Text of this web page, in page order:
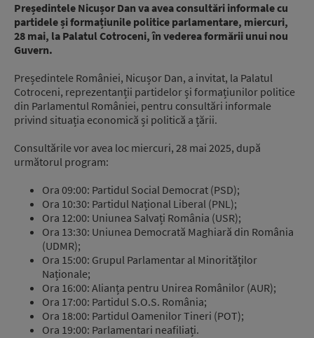
Președintele Nicușor Dan va avea consultări informale cu
partidele și formațiunile politice parlamentare, miercuri,
28 mai, la Palatul Cotroceni, în vederea formării unui nou
Guvern.
Președintele României, Nicușor Dan, a invitat, la Palatul
Cotroceni, reprezentanții partidelor și formațiunilor politice
din Parlamentul României, pentru consultări informale
privind situația economică și politică a țării.
Consultările vor avea loc miercuri, 28 mai 2025, după
următorul program:
Ora 09:00: Partidul Social Democrat (PSD);
Ora 10:30: Partidul Național Liberal (PNL);
Ora 12:00: Uniunea Salvați România (USR);
Ora 13:30: Uniunea Democrată Maghiară din România
(UDMR);
Ora 15:00: Grupul Parlamentar al Minorităților
Naționale;
Ora 16:00: Alianța pentru Unirea Românilor (AUR);
Ora 17:00: Partidul S.O.S. România;
Ora 18:00: Partidul Oamenilor Tineri (POT);
Ora 19:00: Parlamentari neafiliați.